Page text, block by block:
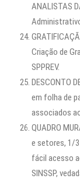
ANALISTAS
Criação de
SPPREV.
DESCONTO
em folha de
associados
QUADRO
e setores, 1/3
fácil acesso
SINSSP,